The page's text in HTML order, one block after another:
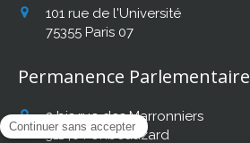
101 rue de l'Université
75355 Paris 07
Permanence Parlementaire
2 bis rue des Marronniers
31140 Fonbeauzard